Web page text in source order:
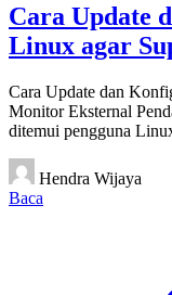
Cara Update
Linux agar
Cara Update dan
Monitor Eksternal
ditemui pengguna
Hendra Wijaya
Baca